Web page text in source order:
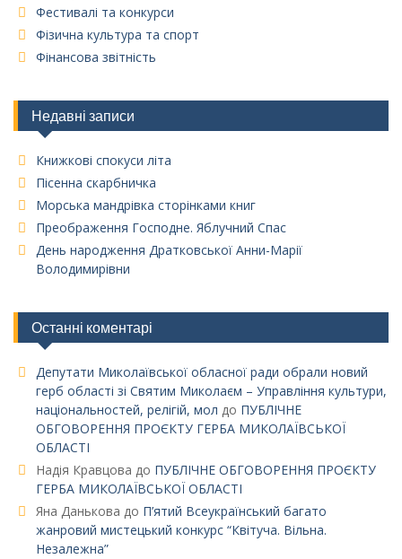
Фестивалі та конкурси
Фізична культура та спорт
Фінансова звітність
Недавні записи
Книжкові спокуси літа
Пісенна скарбничка
Морська мандрівка сторінками книг
Преображення Господне. Яблучний Спас
День народження Дратковської Анни-Марії
Володимирівни
Останні коментарі
Депутати Миколаївської обласної ради обрали новий
герб області зі Святим Миколаєм – Управління культури,
національностей, релігій, мол до ПУБЛІЧНЕ
ОБГОВОРЕННЯ ПРОЄКТУ ГЕРБА МИКОЛАЇВСЬКОЇ
ОБЛАСТІ
Надія Кравцова до ПУБЛІЧНЕ ОБГОВОРЕННЯ ПРОЄКТУ
ГЕРБА МИКОЛАЇВСЬКОЇ ОБЛАСТІ
Яна Данькова до П’ятий Всеукраїнський багато
жанровий мистецький конкурс “Квітуча. Вільна.
Незалежна”